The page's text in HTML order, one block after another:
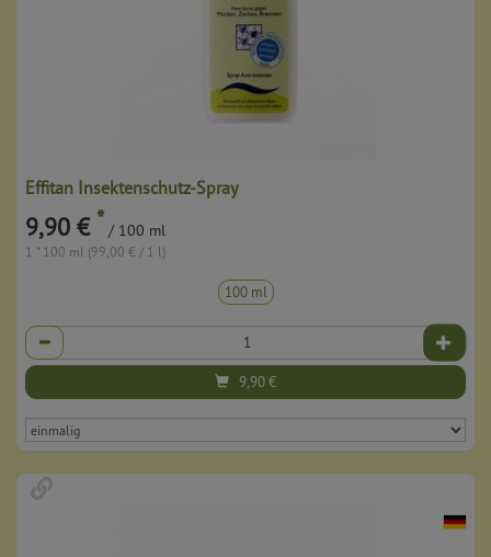
Effitan Insektenschutz-Spray
9,90 € * / 100 ml
1 * 100 ml (99,00 € / 1 l)
100 ml
Anzahl
9,90€